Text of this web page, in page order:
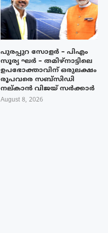
പുരപ്പുറ സോളർ – പിഎം
സൂര്യ ഘർ – തമിഴ്നാട്ടിലെ
ഉപഭോക്താവിന് ഒരുലക്ഷം
രൂപവരെ സബ്സിഡി
നല്കാൻ വിജയ് സർക്കാർ
August 8, 2026